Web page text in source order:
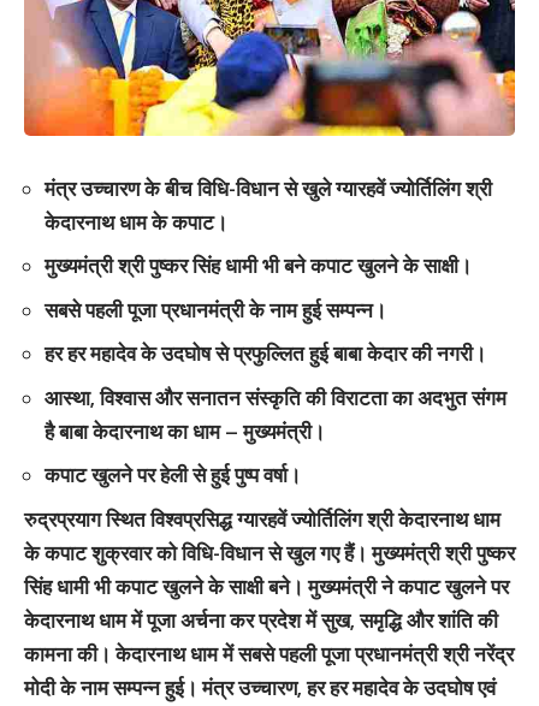
मंत्र उच्चारण के बीच विधि-विधान से खुले ग्यारहवें ज्योर्तिलिंग श्री
केदारनाथ धाम के कपाट।
मुख्यमंत्री श्री पुष्कर सिंह धामी भी बने कपाट खुलने के साक्षी।
सबसे पहली पूजा प्रधानमंत्री के नाम हुई सम्पन्न।
हर हर महादेव के उदघोष से प्रफुल्लित हुई बाबा केदार की नगरी।
आस्था, विश्वास और सनातन संस्कृति की विराटता का अदभुत संगम
है बाबा केदारनाथ का धाम – मुख्यमंत्री।
कपाट खुलने पर हेली से हुई पुष्प वर्षा।
रुद्रप्रयाग स्थित विश्वप्रसिद्ध ग्यारहवें ज्योर्तिलिंग श्री केदारनाथ धाम
के कपाट शुक्रवार को विधि-विधान से खुल गए हैं। मुख्यमंत्री श्री पुष्कर
सिंह धामी भी कपाट खुलने के साक्षी बने। मुख्यमंत्री ने कपाट खुलने पर
केदारनाथ धाम में पूजा अर्चना कर प्रदेश में सुख, समृद्धि और शांति की
कामना की। केदारनाथ धाम में सबसे पहली पूजा प्रधानमंत्री श्री नरेंद्र
मोदी के नाम सम्पन्न हुई। मंत्र उच्चारण, हर हर महादेव के उदघोष एवं